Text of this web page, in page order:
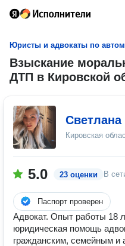
Юристы и адвокаты по
Взыскание
ДТП в Кировской
Светлана
Кировская
5.0 23 оценки В
Паспорт проверен
Адвокат. Опыт работы 18
юридическая помощь
гражданским, семейным